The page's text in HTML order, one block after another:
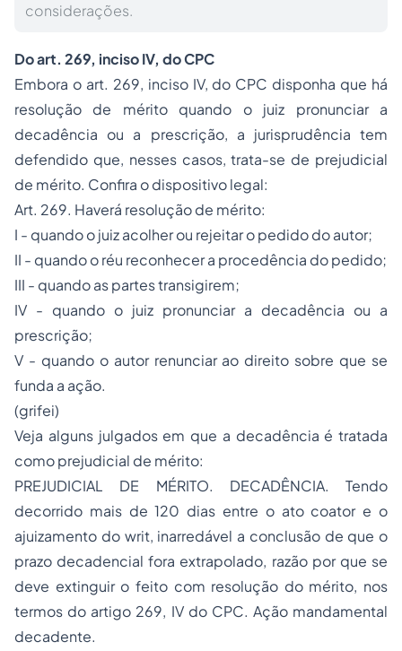
considerações.
Do art. 269, inciso IV, do CPC
Embora o art. 269, inciso IV, do CPC disponha que há
resolução de mérito quando o juiz pronunciar a
decadência ou a prescrição, a jurisprudência tem
defendido que, nesses casos, trata-se de prejudicial
de mérito. Confira o dispositivo legal:
Art. 269. Haverá resolução de mérito:
I - quando o juiz acolher ou rejeitar o pedido do autor;
II - quando o réu reconhecer a procedência do pedido;
III - quando as partes transigirem;
IV - quando o juiz pronunciar a decadência ou a
prescrição;
V - quando o autor renunciar ao direito sobre que se
funda a ação.
(grifei)
Veja alguns julgados em que a decadência é tratada
como prejudicial de mérito:
PREJUDICIAL DE MÉRITO. DECADÊNCIA. Tendo
decorrido mais de 120 dias entre o ato coator e o
ajuizamento do writ, inarredável a conclusão de que o
prazo decadencial fora extrapolado, razão por que se
deve extinguir o feito com resolução do mérito, nos
termos do artigo 269, IV do CPC. Ação mandamental
decadente.